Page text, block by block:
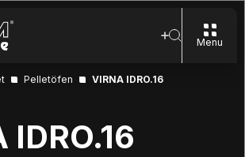
Menu
Pelletöfen VIRNA IDRO.16
IDRO.16